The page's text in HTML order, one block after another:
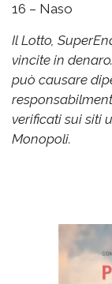
16 – Naso
Il Lotto,
vincite in
può causare
verificati sui siti
Monopoli.